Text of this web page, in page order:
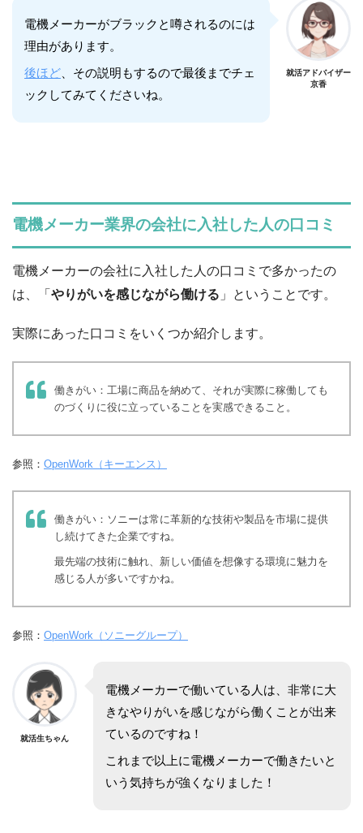
電機メーカーがブラックと噂されるのには
理由があります。
後ほど 、その説明もするので最後までチェ
ックしてみてくださいね。
就活アドバイザー
京香
電機メーカー業界の会社に入社した人の口コミ
電機メーカーの会社に入社した人の口コミで多かったの
は、「 やりがいを感じながら働ける 」ということです。
実際にあった口コミをいくつか紹介します。
働きがい：工場に商品を納めて、それが実際に稼働しても
のづくりに役に立っていることを実感できること。
参照： OpenWork（キーエンス）
働きがい：ソニーは常に革新的な技術や製品を市場に提供
し続けてきた企業ですね。
最先端の技術に触れ、新しい価値を想像する環境に魅力を
感じる人が多いですかね。
参照： OpenWork（ソニーグループ）
就活生ちゃん
電機メーカーで働いている人は、非常に大
きなやりがいを感じながら働くことが出来
ているのですね！
これまで以上に電機メーカーで働きたいと
いう気持ちが強くなりました！